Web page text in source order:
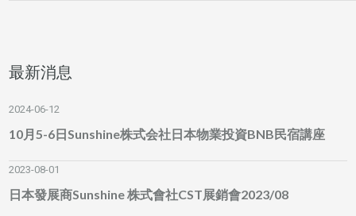
最新消息
2024-06-12
10月5-6日Sunshine株式会社日本物業投資BNB民宿講座
2023-08-01
日本發展商Sunshine 株式會社CST展銷會2023/08